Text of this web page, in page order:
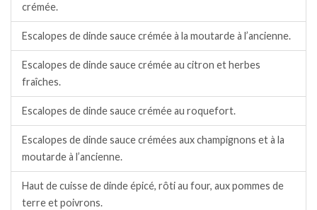
crémée.
Escalopes de dinde sauce crémée à la moutarde à l’ancienne.
Escalopes de dinde sauce crémée au citron et herbes
fraîches.
Escalopes de dinde sauce crémée au roquefort.
Escalopes de dinde sauce crémées aux champignons et à la
moutarde à l’ancienne.
Haut de cuisse de dinde épicé, rôti au four, aux pommes de
terre et poivrons.